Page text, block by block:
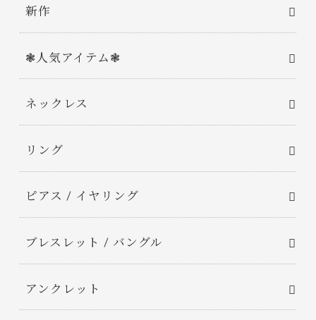
新作
❃人気アイテム❃
ネックレス
リング
ピアス / イヤリング
ブレスレット / バングル
アンクレット